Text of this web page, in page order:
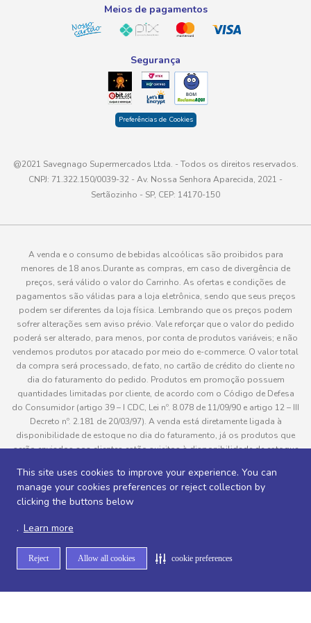
This site uses cookies to improve your experience. You can
manage your cookies preferences or reject collection by
clicking the buttons below
Learn more
cookie preferences
This site uses cookies to improve your experience. You can
manage your cookies preferences or reject collection by
clicking the buttons below
. Learn more
Reject Allow all cookies cookie preferences
Meios de pagamentos
Segurança
Preferências de Cookies
@2021 Savegnago Supermercados Ltda. - Todos os direitos reservados.
CNPJ: 71.322.150/0039-32 - Av. Nossa Senhora Aparecida, 2021 -
Sertãozinho - SP, CEP: 14170-150
A venda e o consumo de bebidas alcoólicas são proibidos para
menores de 18 anos.Durante as compras, em caso de divergência de
preços, será válido o valor do Carrinho. As ofertas e condições de
pagamentos são válidas para a loja eletrônica, sendo que seus preços
podem ser diferentes da loja física. Lembrando que os preços podem
sofrer alterações sem aviso prévio. Vale reforçar que o valor do pedido
poderá ser alterado, para menos, por conta de produtos variáveis; e não
vendemos produtos por atacado por meio do e-commerce. O valor total
da compra será processado, de fato, no cartão de crédito do cliente no
dia do faturamento do pedido. Produtos em promoção possuem
quantidades limitadas por cliente, de acordo com o Código de Defesa
do Consumidor (artigo 39 – I CDC, Lei nº. 8.078 de 11/09/90 e artigo 12 – III
Decreto nº. 2.181 de 20/03/97). A venda está diretamente ligada à
disponibilidade de estoque no dia do faturamento, já os produtos que
serão enviados aos clientes estão sujeitos à disponibilidade de estoque
pedido do cliente, este não será entregue e o valor do item não será
cobrado. As fotos dos produtos no site são ilustrativas, podendo haver
divergência com o produto real e todos os pedidos estão sujeitos à
Desenvolvido por